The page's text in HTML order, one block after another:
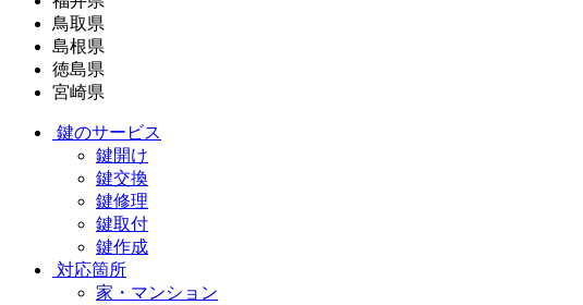
鳥取県
島根県
徳島県
宮崎県
鍵のサービス
鍵開け
鍵交換
鍵修理
鍵取付
鍵作成
対応箇所
家・マンション